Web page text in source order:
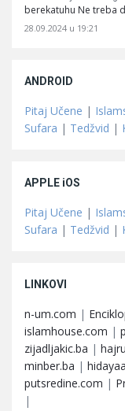
berekatuhu Ne treba
28.09.2024 u 19:21
ANDROID
Pitaj Učene |
Sufara | Tedžvid |
APPLE iOS
Pitaj Učene |
Sufara | Tedžvid |
LINKOVI
n-um.com |
islamhouse.com |
zijadljakic.ba |
minber.ba |
putsredine.com |
|